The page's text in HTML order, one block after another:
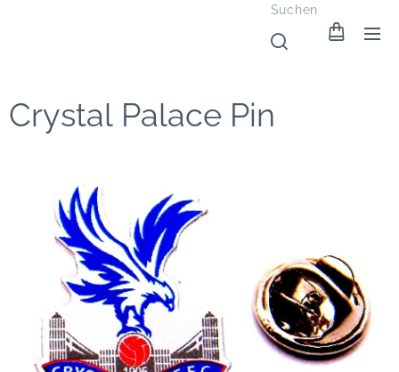
Suchen
Crystal Palace Pin